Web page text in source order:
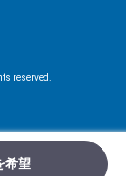
希望
reserved.